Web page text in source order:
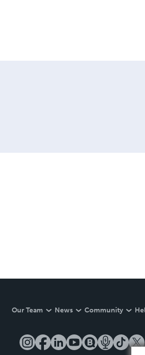
Our Team News Community